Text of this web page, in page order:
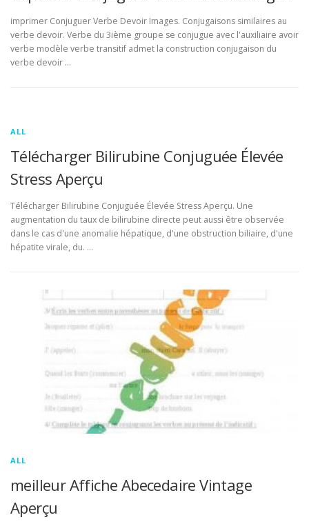
imprimer Conjuguer Verbe Devoir Images. Conjugaisons similaires au
verbe devoir. Verbe du 3ième groupe se conjugue avec l'auxiliaire avoir
verbe modèle verbe transitif admet la construction conjugaison du
verbe devoir …
ALL
Télécharger Bilirubine Conjuguée Élevée
Stress Aperçu
Télécharger Bilirubine Conjuguée Élevée Stress Aperçu. Une
augmentation du taux de bilirubine directe peut aussi être observée
dans le cas d'une anomalie hépatique, d'une obstruction biliaire, d'une
hépatite virale, du. …
ALL
meilleur Affiche Abecedaire Vintage
Aperçu